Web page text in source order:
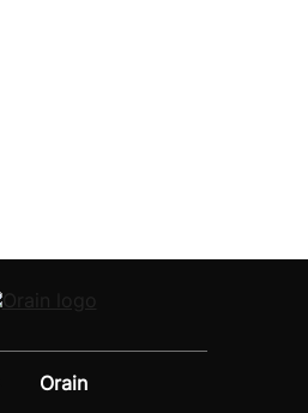
Orain